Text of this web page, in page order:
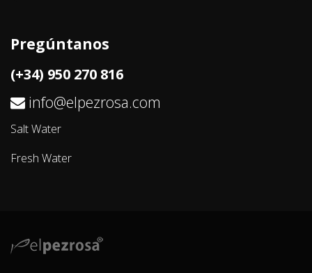
Pregúntanos
(+34) 950 270 816
info@elpezrosa.com
Salt Water
Fresh Water